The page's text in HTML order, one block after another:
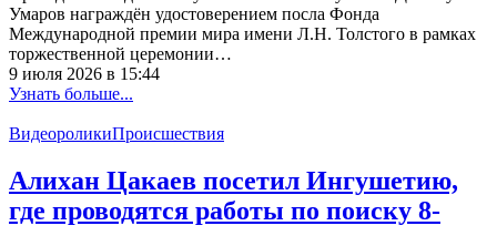
Умаров награждён удостоверением посла Фонда
Международной премии мира имени Л.Н. Толстого в рамках
торжественной церемонии…
9 июля 2026 в 15:44
Узнать больше...
ВидеороликиПроисшествия
Алихан Цакаев посетил Ингушетию,
где проводятся работы по поиску 8-